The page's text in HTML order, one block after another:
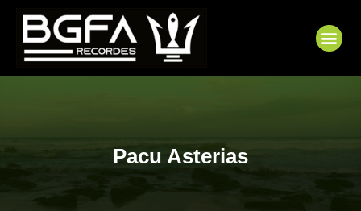
conteúdo
Pacu Asterias